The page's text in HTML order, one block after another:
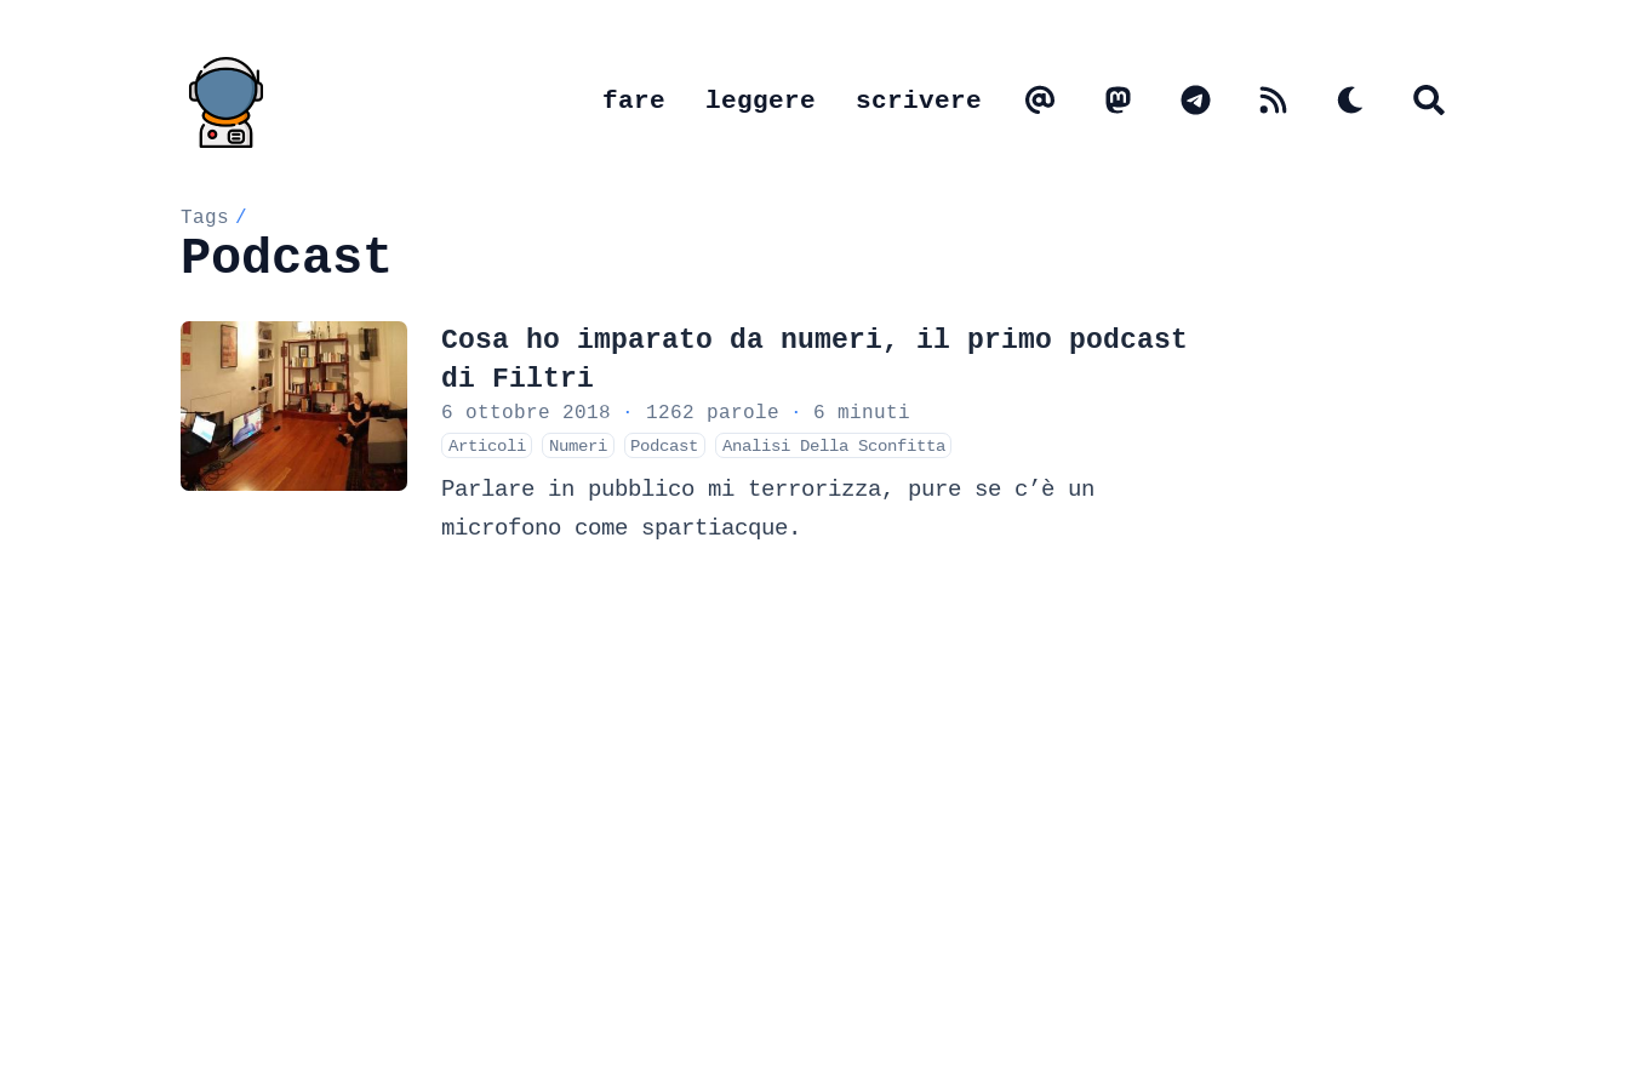
fare leggere scrivere
Tags /
Podcast
Cosa ho imparato da numeri, il primo podcast
di Filtri
6 ottobre 2018 · 1262 parole · 6 minuti
Articoli Numeri Podcast Analisi Della Sconfitta
Parlare in pubblico mi terrorizza, pure se c’è un
microfono come spartiacque.